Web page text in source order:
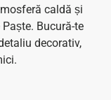
caldă și
Bucură-te
decorativ,